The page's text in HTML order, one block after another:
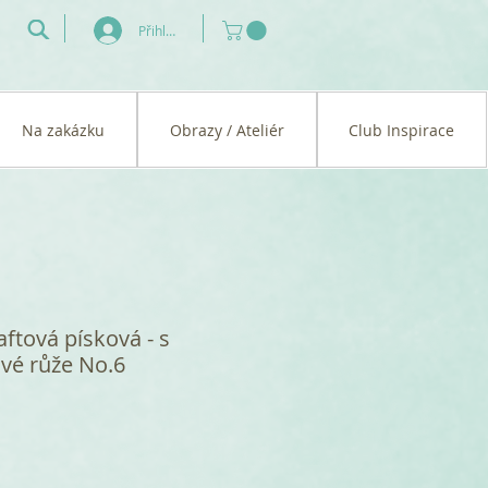
Přihlásit se
Na zakázku Obrazy / Ateliér Club Inspirace
písková - s
růže No.6